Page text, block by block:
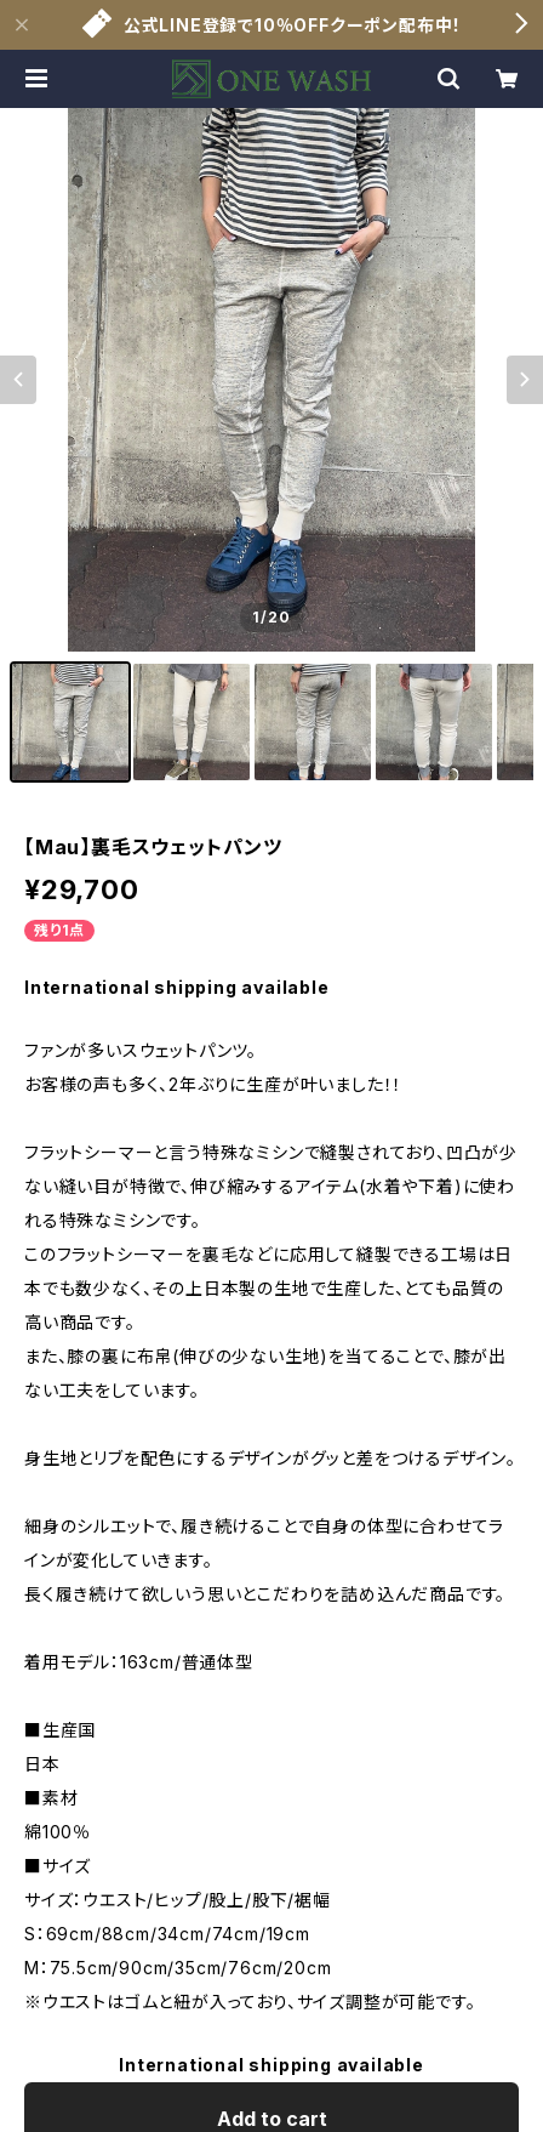
公式LINE登録で10％OFFクーポン配布中！
1/20
【Mau】裏毛スウェットパンツ
¥29,700
残り1点
International shipping available
ファンが多いスウェットパンツ。
お客様の声も多く、2年ぶりに生産が叶いました！！
フラットシーマーと言う特殊なミシンで縫製されており、凹凸が少
ない縫い目が特徴で、伸び縮みするアイテム(水着や下着)に使わ
れる特殊なミシンです。
このフラットシーマーを裏毛などに応用して縫製できる工場は日
本でも数少なく、その上日本製の生地で生産した、とても品質の
高い商品です。
また、膝の裏に布帛(伸びの少ない生地)を当てることで、膝が出
ない工夫をしています。
身生地とリブを配色にするデザインがグッと差をつけるデザイン。
細身のシルエットで、履き続けることで自身の体型に合わせてラ
インが変化していきます。
長く履き続けて欲しいう思いとこだわりを詰め込んだ商品です。
着用モデル：163cm/普通体型
■生産国
日本
■素材
綿100％
■サイズ
サイズ：ウエスト/ヒップ/股上/股下/裾幅
S：69cm/88cm/34cm/74cm/19cm
M：75.5cm/90cm/35cm/76cm/20cm
※ウエストはゴムと紐が入っており、サイズ調整が可能です。
International shipping available
Add to cart